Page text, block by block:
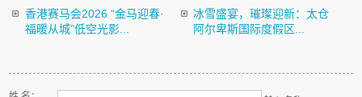
香港赛马会2026 “金马迎春·
福暖从城”低空光影...
冰雪盛宴，璀璨迎新：太仓
阿尔卑斯国际度假区...